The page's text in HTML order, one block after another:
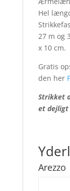
Hel
27 m og
x 10 cm.
Gratis
den her
Strikket
et dejligt
Arezzo